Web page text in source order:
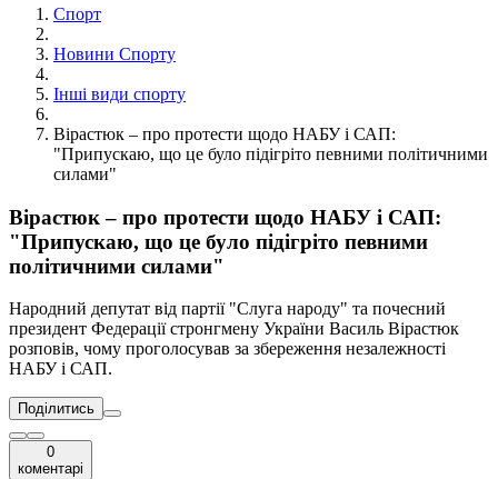
Спорт
Новини Спорту
Інші види спорту
Вірастюк – про протести щодо НАБУ і САП:
"Припускаю, що це було підігріто певними політичними
силами"
Вірастюк – про протести щодо НАБУ і САП:
"Припускаю, що це було підігріто певними
політичними силами"
Народний депутат від партії "Слуга народу" та почесний
президент Федерації стронгмену України Василь Вірастюк
розповів, чому проголосував за збереження незалежності
НАБУ і САП.
Поділитись
0
коментарі